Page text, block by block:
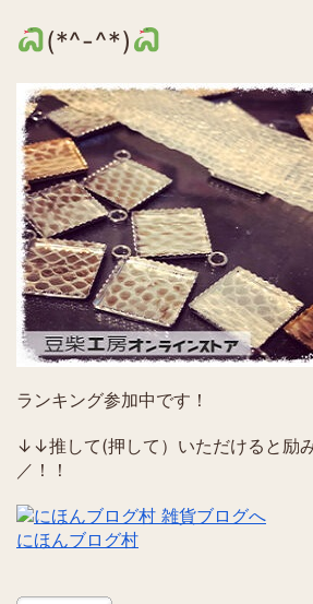
(*^-^*)
ランキング参加中です！
↓↓推して(押して）いただけると励
／！！
にほんブログ村